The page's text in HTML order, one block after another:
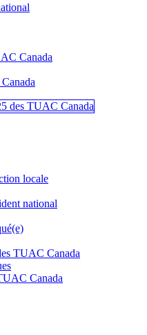
Canada
locale
national
TUAC Canada
Canada